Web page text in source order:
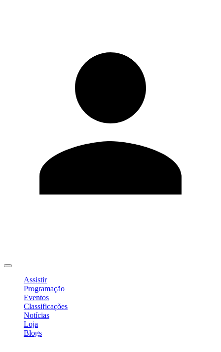
Assistir
Programação
Eventos
Classificações
Notícias
Loja
Blogs